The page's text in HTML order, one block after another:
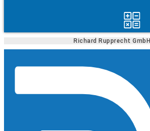
Richard Rupprecht GmbH